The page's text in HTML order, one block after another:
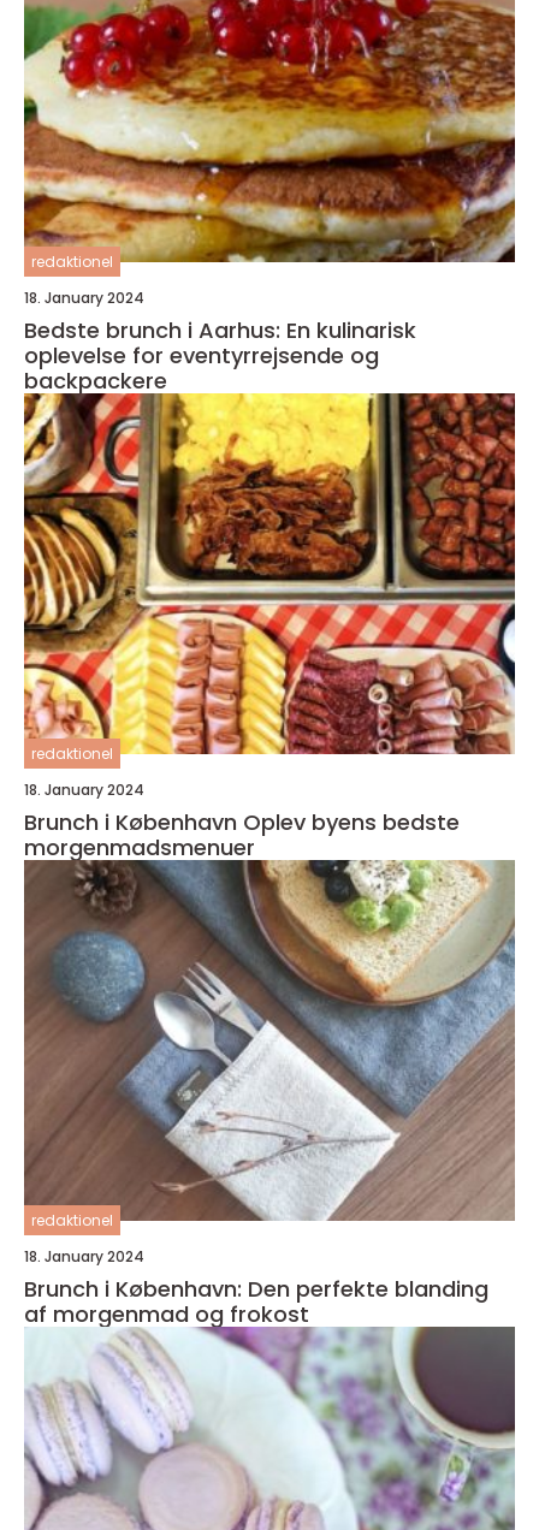
redaktionel
18. January 2024
Bedste brunch i Aarhus: En kulinarisk
oplevelse for eventyrrejsende og
backpackere
redaktionel
18. January 2024
Brunch i København Oplev byens bedste
morgenmadsmenuer
redaktionel
18. January 2024
Brunch i København: Den perfekte blanding
af morgenmad og frokost